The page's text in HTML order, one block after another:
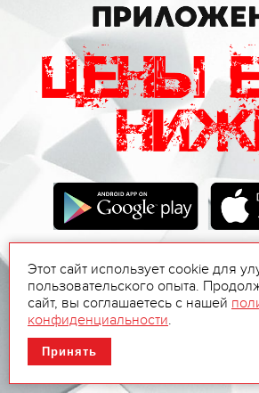
Этот сайт использует cookie для
пользовательского опыта.
сайт, вы соглашаетесь с нашей
конфиденциальности.
Принять